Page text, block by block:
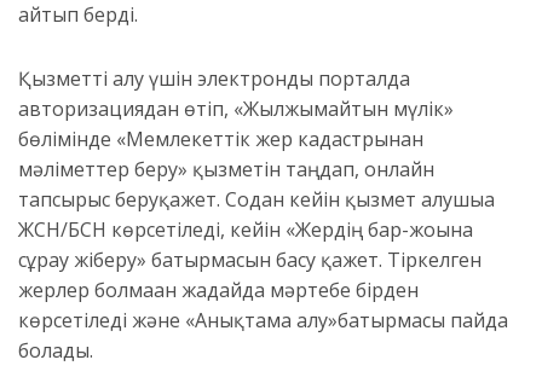
айтып берді.
Қызметті алу үшін электронды порталда
авторизациядан өтіп, «Жылжымайтын мүлік»
бөлімінде «Мемлекеттік жер кадастрынан
мәліметтер беру» қызметін таңдап, онлайн
тапсырыс беруқажет. Содан кейін қызмет алушыға
ЖСН/БСН көрсетіледі, кейін «Жердің бар-жоғына
сұрау жіберу» батырмасын басу қажет. Тіркелген
жерлер болмаған жағдайда мәртебе бірден
көрсетіледі және «Анықтама алу»батырмасы пайда
болады.